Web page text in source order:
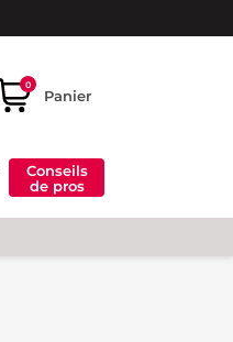
0
Panier
Conseils
de pros